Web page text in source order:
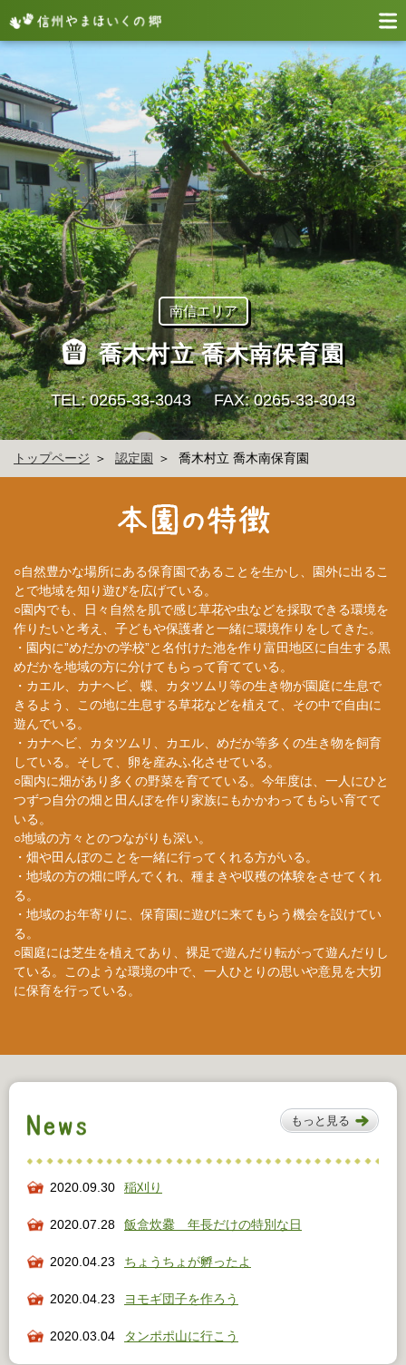
南信エリア
喬木村立 喬木南保育園
TEL: 0265‐33‐3043 FAX: 0265‐33‐3043
トップページ 認定園 喬木村立 喬木南保育園
○自然豊かな場所にある保育園であることを生かし、園外に出るこ
とで地域を知り遊びを広げている。
○園内でも、日々自然を肌で感じ草花や虫などを採取できる環境を
作りたいと考え、子どもや保護者と一緒に環境作りをしてきた。
・園内に”めだかの学校”と名付けた池を作り富田地区に自生する黒
めだかを地域の方に分けてもらって育てている。
・カエル、カナヘビ、蝶、カタツムリ等の生き物が園庭に生息で
きるよう、この地に生息する草花などを植えて、その中で自由に
遊んでいる。
・カナヘビ、カタツムリ、カエル、めだか等多くの生き物を飼育
している。そして、卵を産みふ化させている。
○園内に畑があり多くの野菜を育てている。今年度は、一人にひと
つずつ自分の畑と田んぼを作り家族にもかかわってもらい育てて
いる。
○地域の方々とのつながりも深い。
・畑や田んぼのことを一緒に行ってくれる方がいる。
・地域の方の畑に呼んでくれ、種まきや収穫の体験をさせてくれ
る。
・地域のお年寄りに、保育園に遊びに来てもらう機会を設けてい
る。
○園庭には芝生を植えてあり、裸足で遊んだり転がって遊んだりし
ている。このような環境の中で、一人ひとりの思いや意見を大切
に保育を行っている。
2020.09.30 稲刈り
2020.07.28 飯盒炊爨 年長だけの特別な日
2020.04.23 ちょうちょが孵ったよ
2020.04.23 ヨモギ団子を作ろう
2020.03.04 タンポポ山に行こう
もっと見る